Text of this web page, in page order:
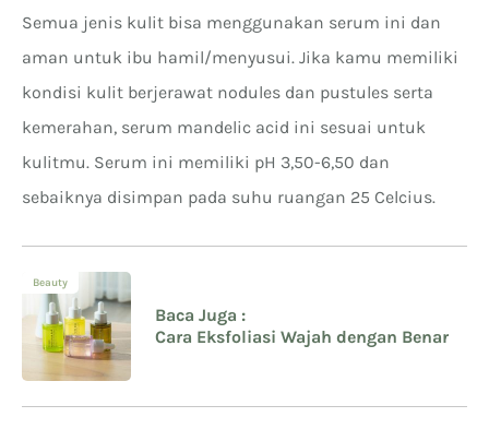
Semua jenis kulit bisa menggunakan serum ini dan
aman untuk ibu hamil/menyusui. Jika kamu memiliki
kondisi kulit berjerawat nodules dan pustules serta
kemerahan, serum mandelic acid ini sesuai untuk
kulitmu. Serum ini memiliki pH 3,50-6,50 dan
sebaiknya disimpan pada suhu ruangan 25 Celcius.
Beauty
Baca Juga :
Cara Eksfoliasi Wajah dengan Benar